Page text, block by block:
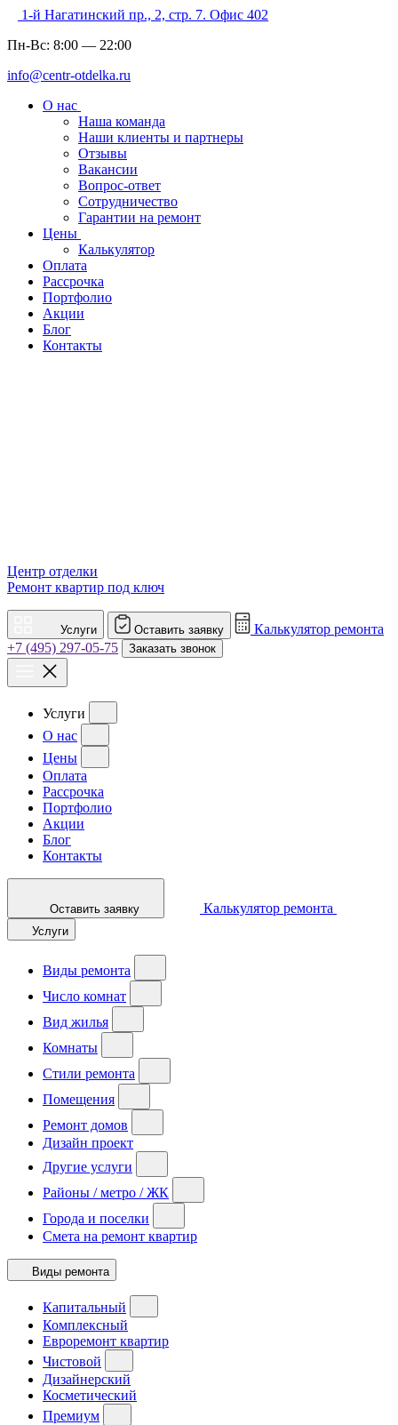
1-й Нагатинский пр., 2, стр. 7. Офис 402
Пн-Вс: 8:00 — 22:00
info@centr-otdelka.ru
О нас
Наша команда
Наши клиенты и партнеры
Отзывы
Вакансии
Вопрос-ответ
Сотрудничество
Гарантии на ремонт
Цены
Калькулятор
Оплата
Рассрочка
Портфолио
Акции
Блог
Контакты
Центр отделки
Ремонт квартир под ключ
Услуги Оставить заявку
Калькулятор ремонта
+7 (495) 297-05-75
Заказать звонок
Услуги
О нас
Цены
Оплата
Рассрочка
Портфолио
Акции
Блог
Контакты
Оставить заявку Калькулятор ремонта
Услуги
Виды ремонта
Число комнат
Вид жилья
Комнаты
Стили ремонта
Помещения
Ремонт домов
Дизайн проект
Другие услуги
Районы / метро / ЖК
Города и поселки
Смета на ремонт квартир
Виды ремонта
Капитальный
Комплексный
Евроремонт квартир
Чистовой
Дизайнерский
Косметический
Премиум